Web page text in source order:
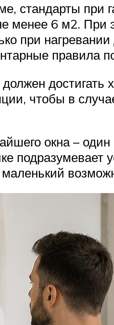
стандарты при
6 м2. При
при
правила
достигать
чтобы в
окна –
подразумевает